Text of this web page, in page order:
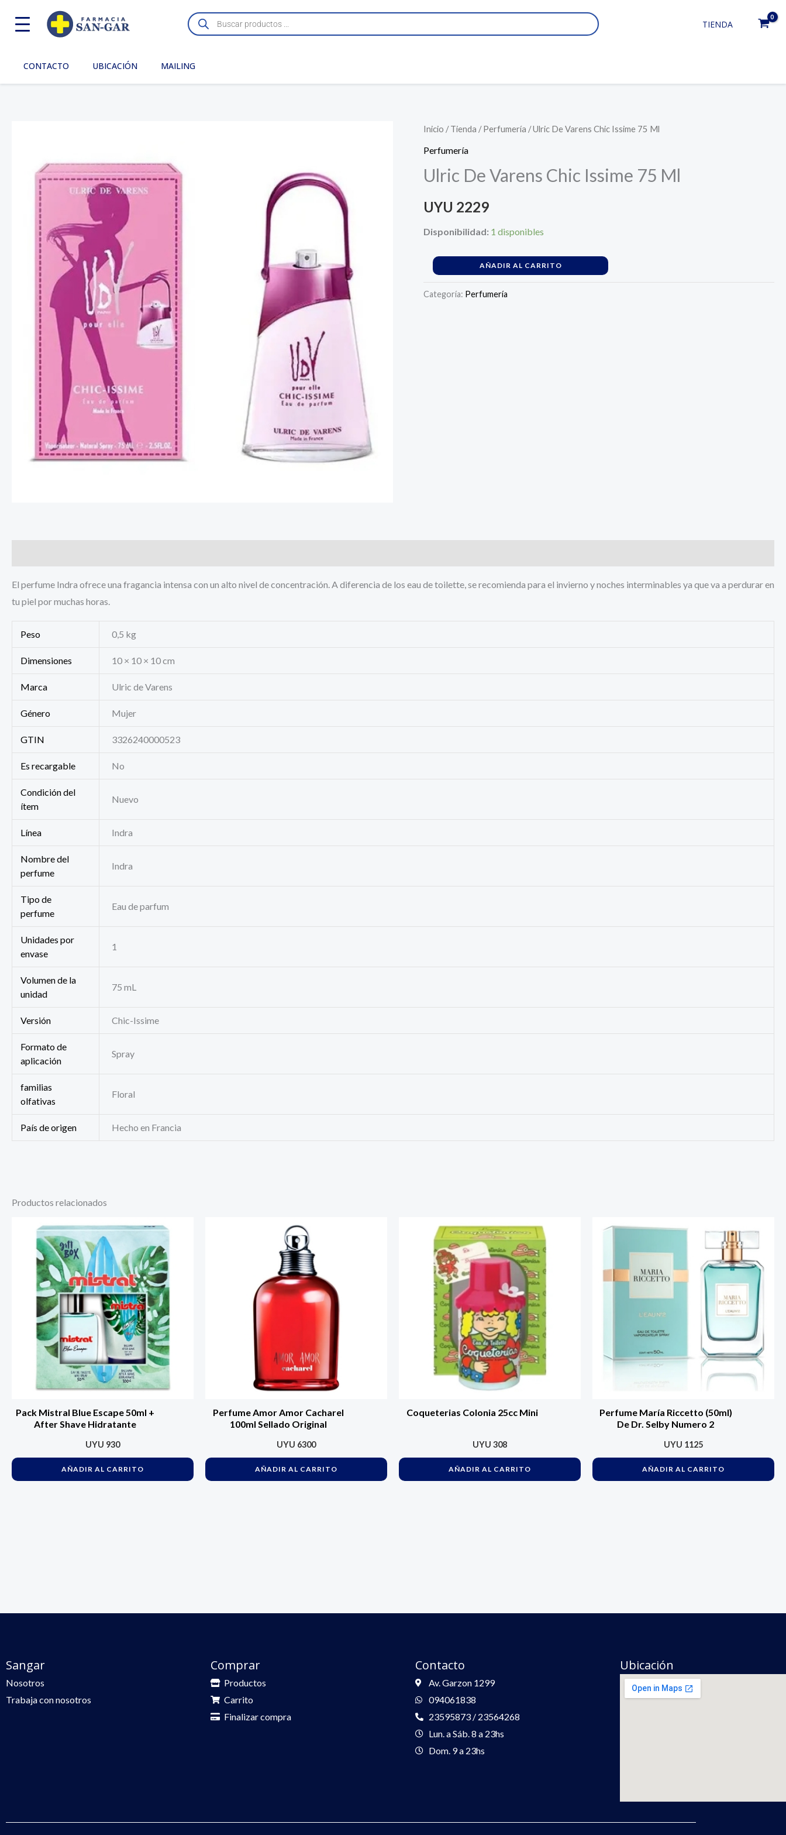
Búsqueda
de
productos
TIENDA
CONTACTO UBICACIÓN MAILING
Inicio /Tienda /Perfumería / Ulric De Varens Chic Issime 75 Ml
Perfumería
Ulric De Varens Chic Issime 75 Ml
UYU 2229
Disponibilidad: 1 disponibles
Ulric
De
Chic
75
Ml
AÑADIR AL CARRITO
Categoría: Perfumería
El perfume Indra ofrece una fragancia intensa con un alto nivel de concentración. A diferencia de los eau de toilette, se recomienda para el invierno y noches interminables ya que va a perdurar en
tu piel por muchas horas.
Peso 0,5 kg
Dimensiones 10 × 10 × 10 cm
Marca Ulric de Varens
Género Mujer
GTIN 3326240000523
Es recargable No
Condición del
ítem
Nuevo
Línea Indra
Nombre del
perfume
Indra
Tipo de
perfume
Eau de parfum
Unidades por
envase
1
Volumen de la
unidad
75 mL
Versión Chic-Issime
Formato de
aplicación
Spray
familias
olfativas
Floral
País de origen Hecho en Francia
Productos relacionados
Pack Mistral Blue Escape 50ml +
After Shave Hidratante
UYU 930
AÑADIR AL CARRITO
Perfume Amor Amor Cacharel
100ml Sellado Original
UYU 6300
AÑADIR AL CARRITO
Coqueterias Colonia 25cc Mini
UYU 308
AÑADIR AL CARRITO
Perfume María Riccetto (50ml)
De Dr. Selby Numero 2
UYU 1125
AÑADIR AL CARRITO
Sangar
Nosotros
Trabaja con nosotros
Comprar
Productos
Carrito
Finalizar compra
Contacto
Av. Garzon 1299
094061838
23595873 / 23564268
Lun. a Sáb. 8 a 23hs
Dom. 9 a 23hs
Ubicación